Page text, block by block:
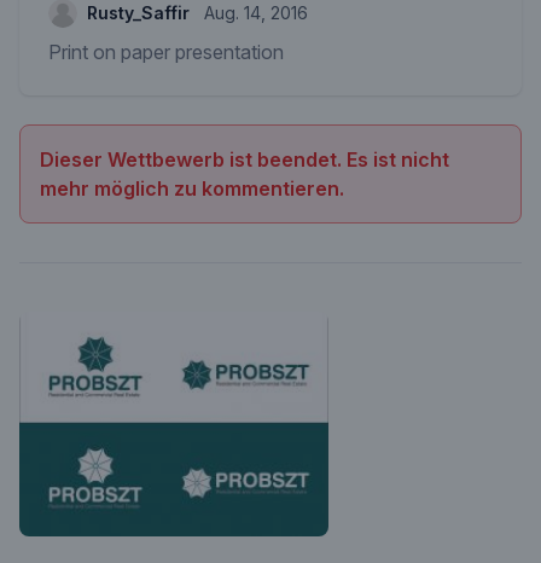
Rusty_Saffir Aug. 14, 2016
Print on paper presentation
Dieser Wettbewerb ist beendet. Es ist nicht
mehr möglich zu kommentieren.